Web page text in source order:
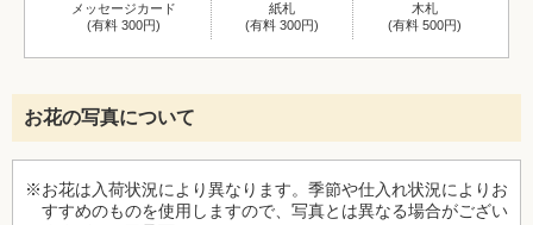
メッセージカード
(有料 300円)
紙札
(有料 300円)
木札
(有料 500円)
お花の写真について
※お花は入荷状況により異なります。季節や仕入れ状況によりお
すすめのものを使用しますので、写真とは異なる場合がござい